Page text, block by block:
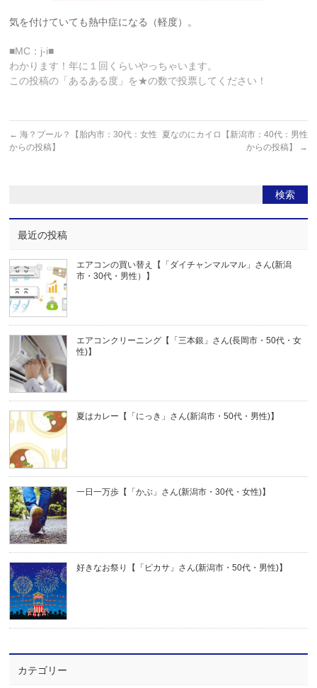
気を付けていても熱中症になる（軽度）。
■MC：j-i■
わかります！年に１回くらいやっちゃいます。
この投稿の「あるある度」を★の数で投票してください！
← 海？プール？【胎内市：30代：女性
からの投稿】
夏なのにカイロ【新潟市：40代：男性
からの投稿】
→
最近の投稿
エアコンの買い替え【「ダイチャンマルマル」さん(新潟
市・30代・男性）】
エアコンクリーニング【「三本銀」さん(長岡市・50代・女
性)】
夏はカレー【「にっき」さん(新潟市・50代・男性)】
一日一万歩【「かぶ」さん(新潟市・30代・女性)】
好きなお祭り【「ピカサ」さん(新潟市・50代・男性)】
カテゴリー